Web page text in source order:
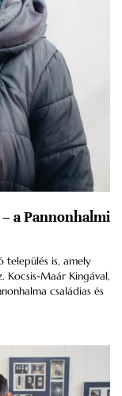
a Pannonhalmi
is, amely
Kocsis-Maár Kingával,
családias és